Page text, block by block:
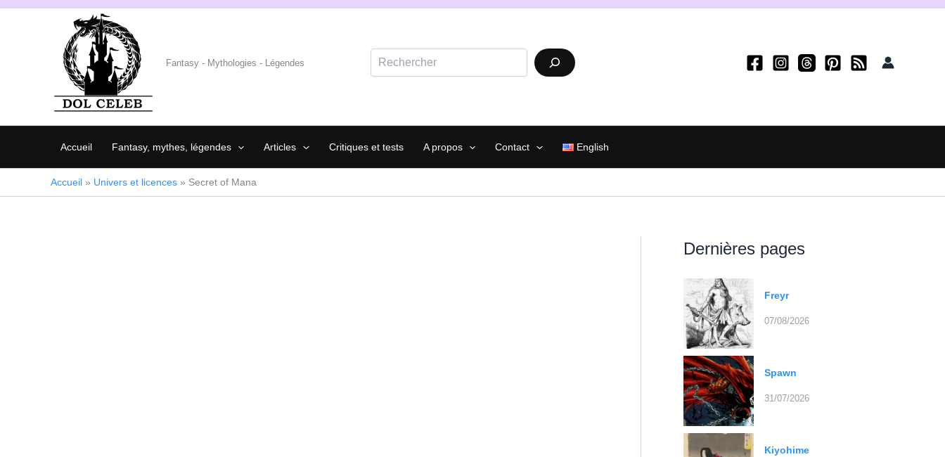
Aller
Fantasy - Mythologies - Légendes
Accueil Fantasy, mythes, légendes Articles Critiques et tests A propos Contact English
Accueil » Univers et licences » Secret of Mana
Dernières pages
Freyr
07/08/2026
Spawn
31/07/2026
Kiyohime